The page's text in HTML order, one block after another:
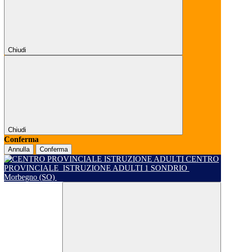
Chiudi
Chiudi
Conferma
Annulla Conferma
CENTRO
PROVINCIALE ISTRUZIONE ADULTI 1 SONDRIO
Morbegno (SO)